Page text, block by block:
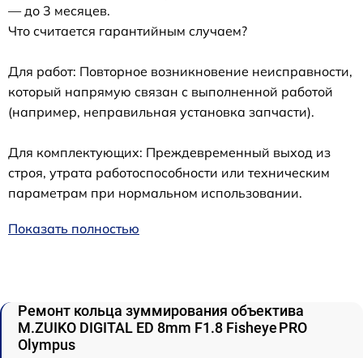
— до 3 месяцев.
Что считается гарантийным случаем?
Для работ: Повторное возникновение неисправности,
который напрямую связан с выполненной работой
(например, неправильная установка запчасти).
Для комплектующих: Преждевременный выход из
строя, утрата работоспособности или техническим
параметрам при нормальном использовании.
Показать полностью
Ремонт кольца зуммирования объектива
M.ZUIKO DIGITAL ED 8mm F1.8 Fisheye PRO
Olympus